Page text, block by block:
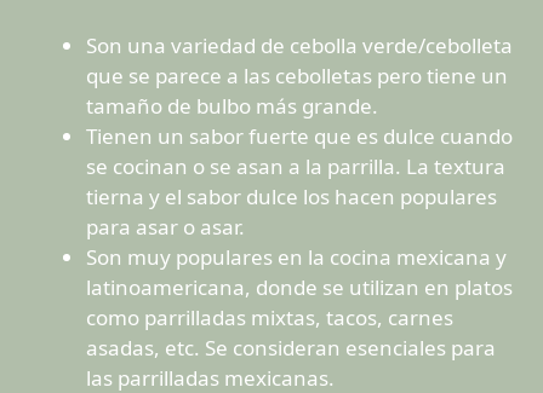
Son una variedad de cebolla verde/cebolleta
que se parece a las cebolletas pero tiene un
tamaño de bulbo más grande.
Tienen un sabor fuerte que es dulce cuando
se cocinan o se asan a la parrilla. La textura
tierna y el sabor dulce los hacen populares
para asar o asar.
Son muy populares en la cocina mexicana y
latinoamericana, donde se utilizan en platos
como parrilladas mixtas, tacos, carnes
asadas, etc. Se consideran esenciales para
las parrilladas mexicanas.